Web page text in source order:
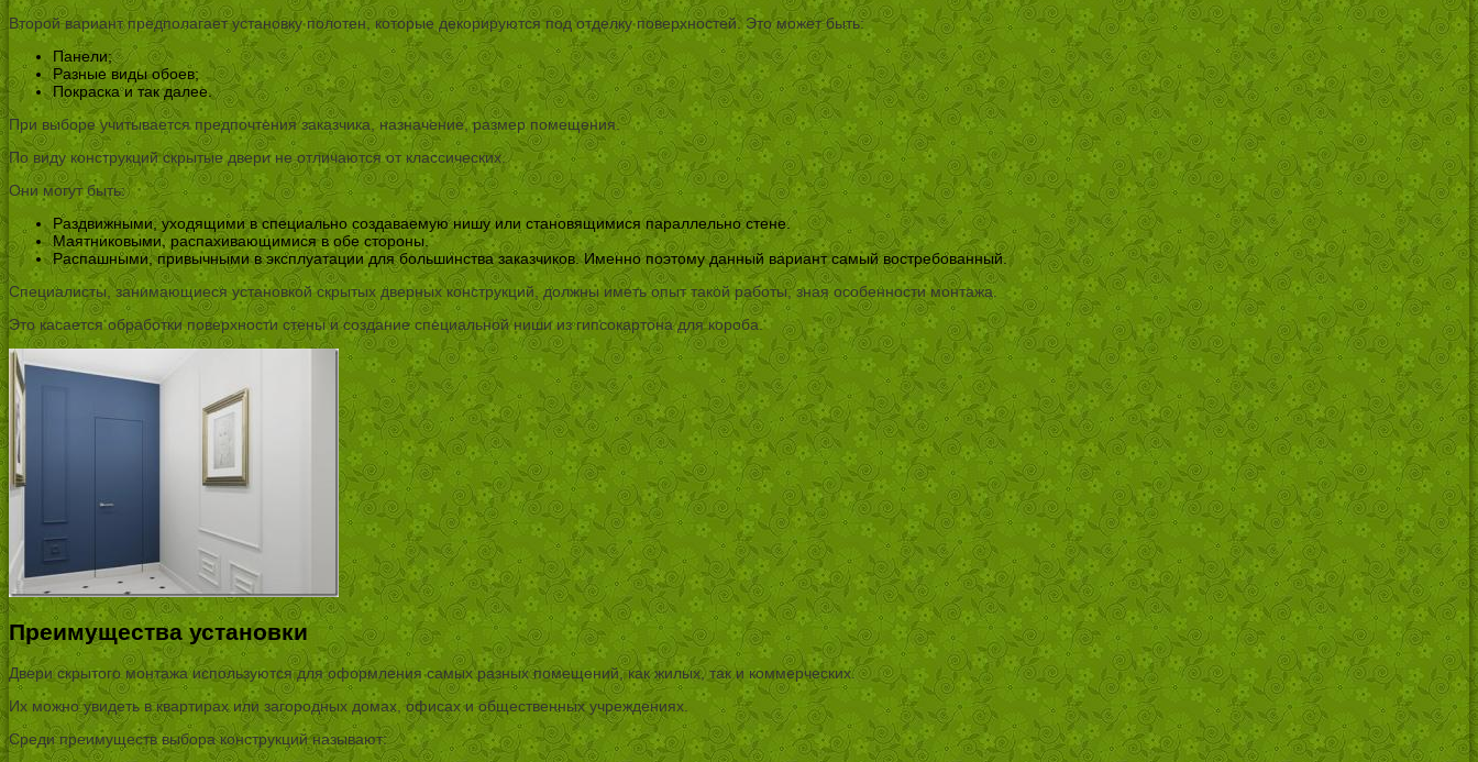
Второй вариант предполагает установку полотен, которые декорируются под отделку поверхностей. Это может быть:
Панели;
Разные виды обоев;
Покраска и так далее.
При выборе учитывается предпочтения заказчика, назначение, размер помещения.
По виду конструкций скрытые двери не отличаются от классических.
Они могут быть:
Раздвижными, уходящими в специально создаваемую нишу или становящимися параллельно стене.
Маятниковыми, распахивающимися в обе стороны.
Распашными, привычными в эксплуатации для большинства заказчиков. Именно поэтому данный вариант самый востребованный.
Специалисты, занимающиеся установкой скрытых дверных конструкций, должны иметь опыт такой работы, зная особенности монтажа.
Это касается обработки поверхности стены и создание специальной ниши из гипсокартона для короба.
Преимущества установки
Двери скрытого монтажа используются для оформления самых разных помещений, как жилых, так и коммерческих.
Их можно увидеть в квартирах или загородных домах, офисах и общественных учреждениях.
Среди преимуществ выбора конструкций называют: